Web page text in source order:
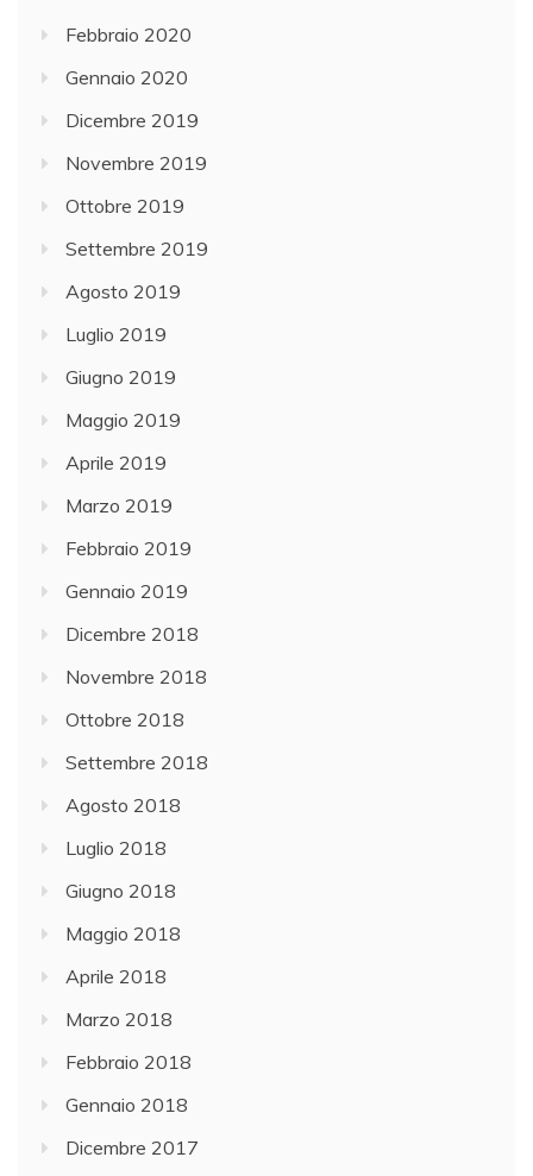
Febbraio 2020
Gennaio 2020
Dicembre 2019
Novembre 2019
Ottobre 2019
Settembre 2019
Agosto 2019
Luglio 2019
Giugno 2019
Maggio 2019
Aprile 2019
Marzo 2019
Febbraio 2019
Gennaio 2019
Dicembre 2018
Novembre 2018
Ottobre 2018
Settembre 2018
Agosto 2018
Luglio 2018
Giugno 2018
Maggio 2018
Aprile 2018
Marzo 2018
Febbraio 2018
Gennaio 2018
Dicembre 2017